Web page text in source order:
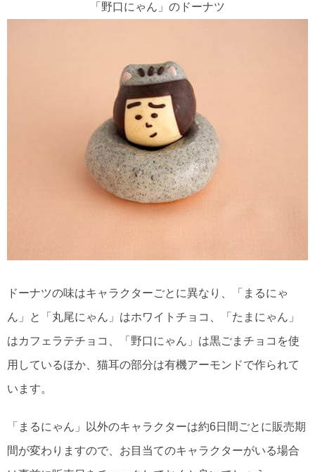
「野口にゃん」のドーナツ
ドーナツの味はキャラクターごとに異なり、「まるにゃ
ん」と「丸尾にゃん」はホワイトチョコ、「たまにゃん」
はカフェラテチョコ、「野口にゃん」は黒ごまチョコを使
用しているほか、猫耳の部分は有機アーモンドで作られて
います。
「まるにゃん」以外のキャラクターは約6日間ごとに販売期
間が変わりますので、お目当てのキャラクターがいる場合